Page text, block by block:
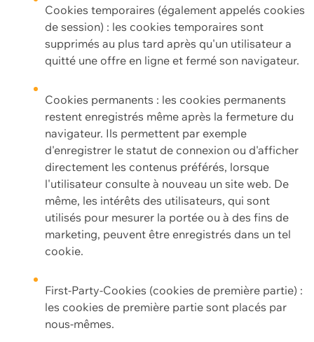
Cookies temporaires (également appelés cookies
de session) : les cookies temporaires sont
supprimés au plus tard après qu'un utilisateur a
quitté une offre en ligne et fermé son navigateur.
Cookies permanents : les cookies permanents
restent enregistrés même après la fermeture du
navigateur. Ils permettent par exemple
d'enregistrer le statut de connexion ou d'afficher
directement les contenus préférés, lorsque
l'utilisateur consulte à nouveau un site web. De
même, les intérêts des utilisateurs, qui sont
utilisés pour mesurer la portée ou à des fins de
marketing, peuvent être enregistrés dans un tel
cookie.
First-Party-Cookies (cookies de première partie) :
les cookies de première partie sont placés par
nous-mêmes.